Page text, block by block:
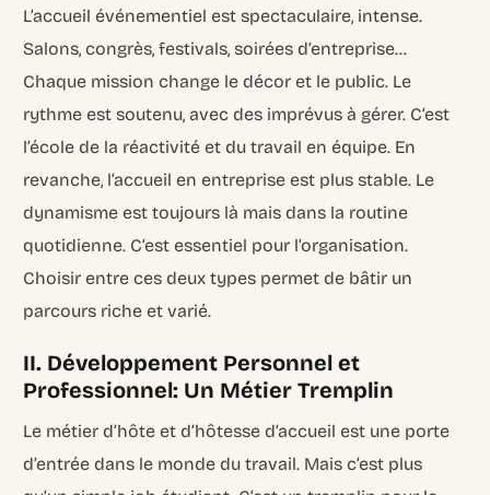
L’accueil événementiel est spectaculaire, intense.
Salons, congrès, festivals, soirées d’entreprise…
Chaque mission change le décor et le public. Le
rythme est soutenu, avec des imprévus à gérer. C’est
l’école de la réactivité et du travail en équipe. En
revanche, l’accueil en entreprise est plus stable. Le
dynamisme est toujours là mais dans la routine
quotidienne. C’est essentiel pour l’organisation.
Choisir entre ces deux types permet de bâtir un
parcours riche et varié.
II. Développement Personnel et
Professionnel: Un Métier Tremplin
Le métier d’hôte et d’hôtesse d’accueil est une porte
d’entrée dans le monde du travail. Mais c’est plus